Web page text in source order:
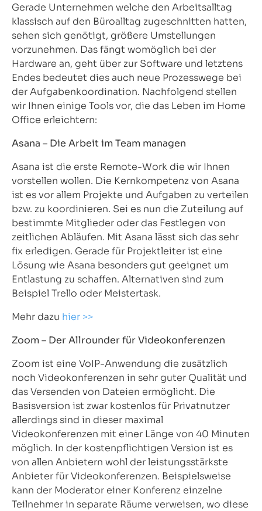
Gerade Unternehmen welche den Arbeitsalltag
klassisch auf den Büroalltag zugeschnitten hatten,
sehen sich genötigt, größere Umstellungen
vorzunehmen. Das fängt womöglich bei der
Hardware an, geht über zur Software und letztens
Endes bedeutet dies auch neue Prozesswege bei
der Aufgabenkoordination. Nachfolgend stellen
wir Ihnen einige Tools vor, die das Leben im Home
Office erleichtern:
Asana – Die Arbeit im Team managen
Asana ist die erste Remote-Work die wir Ihnen
vorstellen wollen. Die Kernkompetenz von Asana
ist es vor allem Projekte und Aufgaben zu verteilen
bzw. zu koordinieren. Sei es nun die Zuteilung auf
bestimmte Mitglieder oder das Festlegen von
zeitlichen Abläufen. Mit Asana lässt sich das sehr
fix erledigen. Gerade für Projektleiter ist eine
Lösung wie Asana besonders gut geeignet um
Entlastung zu schaffen. Alternativen sind zum
Beispiel Trello oder Meistertask.
Mehr dazu hier >>
Zoom – Der Allrounder für Videokonferenzen
Zoom ist eine VoIP-Anwendung die zusätzlich
noch Videokonferenzen in sehr guter Qualität und
das Versenden von Dateien ermöglicht. Die
Basisversion ist zwar kostenlos für Privatnutzer
allerdings sind in dieser maximal
Videokonferenzen mit einer Länge von 40 Minuten
möglich. In der kostenpflichtigen Version ist es
von allen Anbietern wohl der leistungsstärkste
Anbieter für Videokonferenzen. Beispielsweise
kann der Moderator einer Konferenz einzelne
Teilnehmer in separate Räume verweisen, wo diese